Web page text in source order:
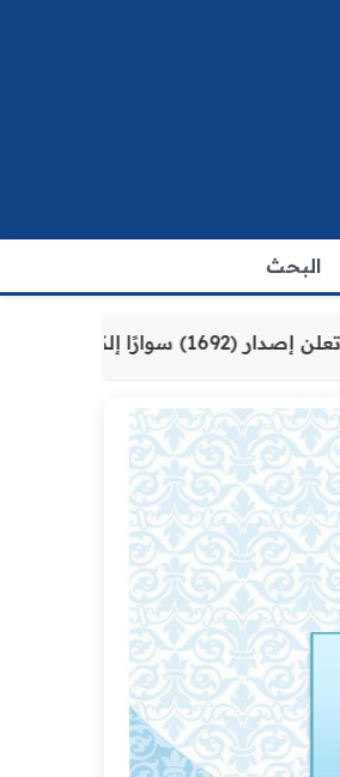
البحث
وزارة العدل تعلن إصدار (1692) سوارًا إلكترونيًا لنزلاء سجن الناصرية المركزي لتنظيم التعاملات المالية داخل المؤسسات الإصلاحية